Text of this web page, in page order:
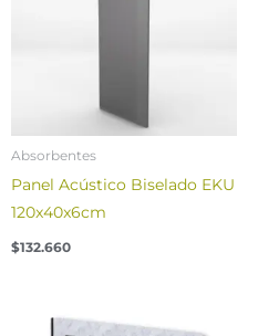
Absorbentes
Panel Acústico Biselado EKU
120x40x6cm
$132.660